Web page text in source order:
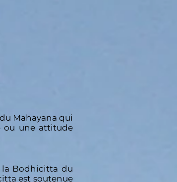
Mahayana qui
ou une attitude
la Bodhicitta du
est soutenue